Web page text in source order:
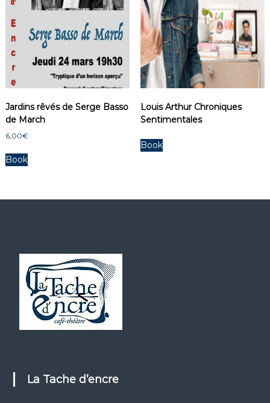
Jardins rêvés de Serge Basso
de March
6,00€
Book
Louis Arthur Chroniques
Sentimentales
Book
La Tache d’encre